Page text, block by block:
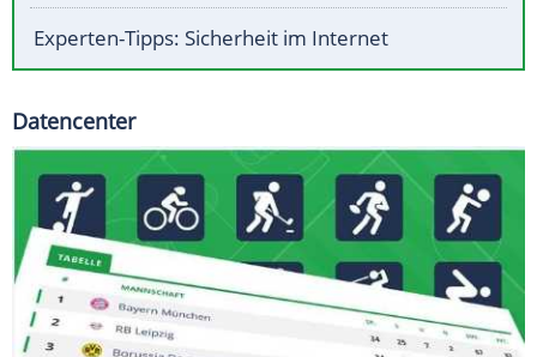
Experten-Tipps: Sicherheit im Internet
Datencenter